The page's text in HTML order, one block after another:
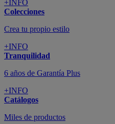
+INFO
Colecciones
Crea tu propio estilo
+INFO
Tranquilidad
6 años de Garantía Plus
+INFO
Catálogos
Miles de productos